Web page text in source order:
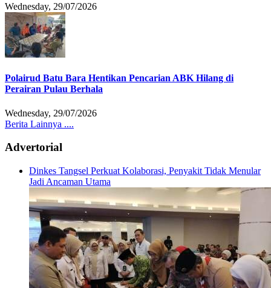
Wednesday, 29/07/2026
Polairud Batu Bara Hentikan Pencarian ABK Hilang di
Perairan Pulau Berhala
Wednesday, 29/07/2026
Berita Lainnya ....
Advertorial
Dinkes Tangsel Perkuat Kolaborasi, Penyakit Tidak Menular
Jadi Ancaman Utama